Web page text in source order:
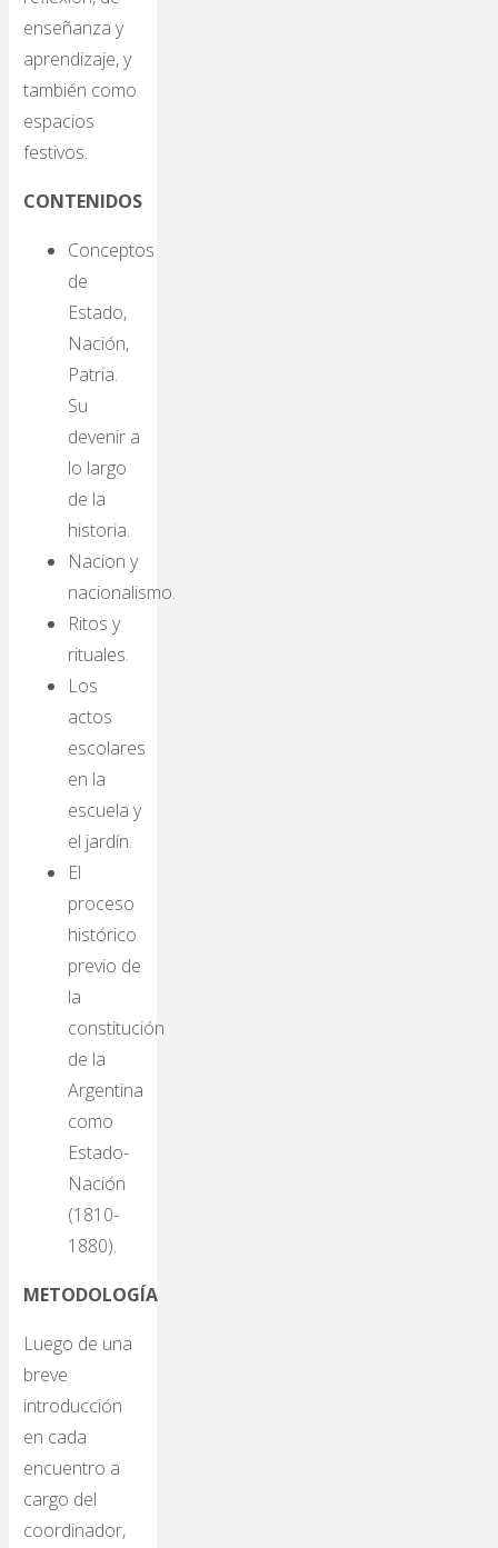
enseñanza y
aprendizaje, y
también como
espacios
festivos.
CONTENIDOS
Conceptos
de
Estado,
Nación,
Patria.
Su
devenir a
lo largo
de la
historia.
Nacion y
nacionalismo.
Ritos y
rituales.
Los
actos
escolares
en la
escuela y
el jardín.
El
proceso
histórico
previo de
la
constitución
de la
Argentina
como
Estado-
Nación
(1810-
1880).
METODOLOGÍA
Luego de una
breve
introducción
en cada
encuentro a
cargo del
coordinador,